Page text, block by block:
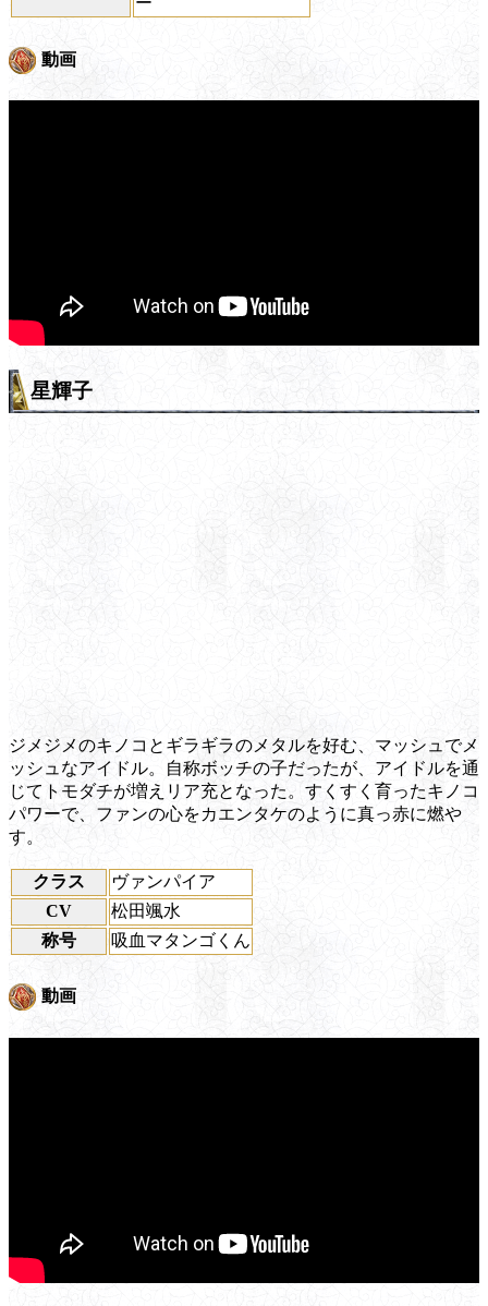
動画
星輝子
ジメジメのキノコとギラギラのメタルを好む、マッシュでメ
ッシュなアイドル。自称ボッチの子だったが、アイドルを通
じてトモダチが増えリア充となった。すくすく育ったキノコ
パワーで、ファンの心をカエンタケのように真っ赤に燃や
す。
クラス
ヴァンパイア
CV
松田颯水
称号
吸血マタンゴくん
動画